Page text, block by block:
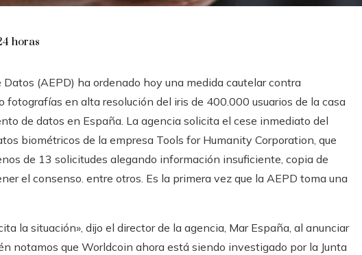
horas
(AEPD) ha ordenado hoy una medida cautelar contra
fotografías en alta resolución del iris de 400.000 usuarios de la casa
de datos en España. La agencia solicita el cese inmediato del
biométricos de la empresa Tools for Humanity Corporation, que
de 13 solicitudes alegando información insuficiente, copia de
el consenso. entre otros. Es la primera vez que la AEPD toma una
la situación», dijo el director de la agencia, Mar España, al anunciar
notamos que Worldcoin ahora está siendo investigado por la Junta